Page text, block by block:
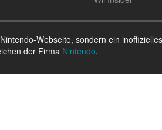
Webseite, sondern ein
der Firma Nintendo.